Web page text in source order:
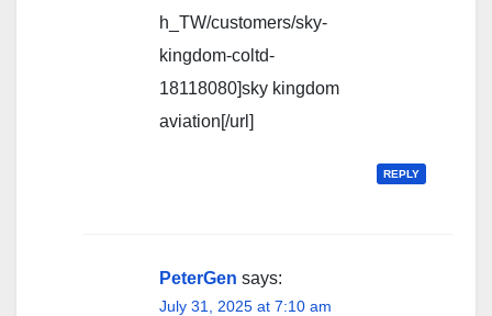
h_TW/customers/sky-
kingdom-coltd-
18118080]sky kingdom
aviation[/url]
REPLY
PeterGen says:
July 31, 2025 at 7:10 am